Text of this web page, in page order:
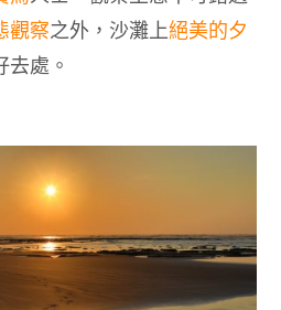
觀察之外，沙灘上絕美的夕
去處。